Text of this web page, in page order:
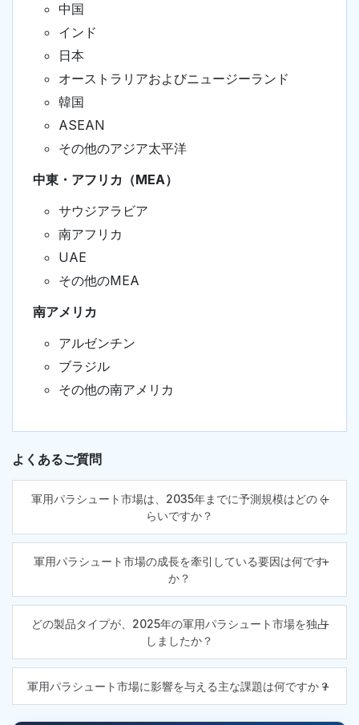
中国
インド
日本
オーストラリアおよびニュージーランド
韓国
ASEAN
その他のアジア太平洋
中東・アフリカ（MEA）
サウジアラビア
南アフリカ
UAE
その他のMEA
南アメリカ
アルゼンチン
ブラジル
その他の南アメリカ
よくあるご質問
軍用パラシュート市場は、2035年までに予測規模はどのく
らいですか？
軍用パラシュート市場の成長を牽引している要因は何です
か？
どの製品タイプが、2025年の軍用パラシュート市場を独占
しましたか？
軍用パラシュート市場に影響を与える主な課題は何ですか？